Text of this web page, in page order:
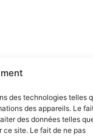
des technologies telles
des appareils. Le
des données telles
ce site. Le fait de ne pas